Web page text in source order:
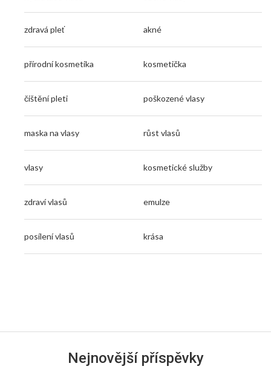
zdravá pleť akné
přírodní kosmetika kosmetička
čištění pleti poškozené vlasy
maska na vlasy růst vlasů
vlasy kosmetické služby
zdraví vlasů emulze
posílení vlasů krása
Nejnovější příspěvky